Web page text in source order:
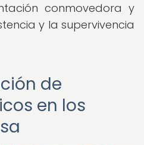
conmovedora y
y la supervivencia
de
en los